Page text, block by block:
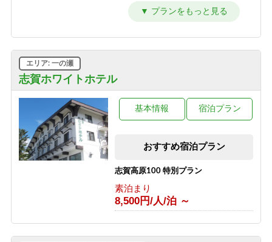
源泉かけ流しのにごり湯温泉とカニ鍋
グラスワインorグラスジュース付き、
1泊2食付き
9,500円/人/泊 ～
グラスワインorグラスジュース付き、
1泊2食付き
9,600円/人/泊 ～
源泉かけ流しのにごり湯温泉と夕食時
志賀ホワイトホテル
エリア: 一の瀬
基本情報 宿泊プラン
おすすめ宿泊プラン
志賀高原100 特別プラン
素泊まり
8,500円/人/泊 ～